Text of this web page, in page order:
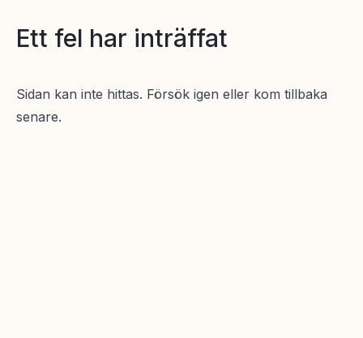
Ett fel har inträffat
Sidan kan inte hittas. Försök igen eller kom tillbaka
senare.